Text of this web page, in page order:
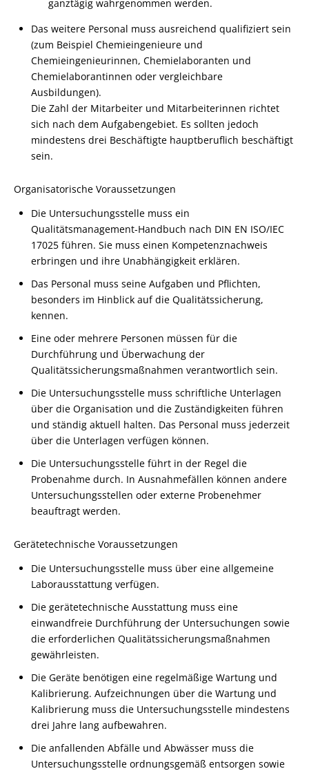
ganztägig wahrgenommen werden.
Das weitere Personal muss ausreichend qualifiziert sein
(zum Beispiel Chemieingenieure und
Chemieingenieurinnen, Chemielaboranten und
Chemielaborantinnen oder vergleichbare
Ausbildungen).
Die Zahl der Mitarbeiter und Mitarbeiterinnen richtet
sich nach dem Aufgabengebiet. Es sollten jedoch
mindestens drei Beschäftigte hauptberuflich beschäftigt
sein.
Organisatorische Voraussetzungen
Die Untersuchungsstelle muss ein
Qualitätsmanagement-Handbuch nach DIN EN ISO/IEC
17025 führen. Sie muss einen Kompetenznachweis
erbringen und ihre Unabhängigkeit erklären.
Das Personal muss seine Aufgaben und Pflichten,
besonders im Hinblick auf die Qualitätssicherung,
kennen.
Eine oder mehrere Personen müssen für die
Durchführung und Überwachung der
Qualitätssicherungsmaßnahmen verantwortlich sein.
Die Untersuchungsstelle muss schriftliche Unterlagen
über die Organisation und die Zuständigkeiten führen
und ständig aktuell halten. Das Personal muss jederzeit
über die Unterlagen verfügen können.
Die Untersuchungsstelle führt in der Regel die
Probenahme durch. In Ausnahmefällen können andere
Untersuchungsstellen oder externe Probenehmer
beauftragt werden.
Gerätetechnische Voraussetzungen
Die Untersuchungsstelle muss über eine allgemeine
Laborausstattung verfügen.
Die gerätetechnische Ausstattung muss eine
einwandfreie Durchführung der Untersuchungen sowie
die erforderlichen Qualitätssicherungsmaßnahmen
gewährleisten.
Die Geräte benötigen eine regelmäßige Wartung und
Kalibrierung. Aufzeichnungen über die Wartung und
Kalibrierung muss die Untersuchungsstelle mindestens
drei Jahre lang aufbewahren.
Die anfallenden Abfälle und Abwässer muss die
Untersuchungsstelle ordnungsgemäß entsorgen sowie